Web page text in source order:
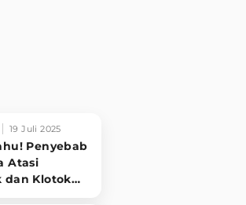
19 Juli 2025
Penyebab
Atasi
dan Klotok